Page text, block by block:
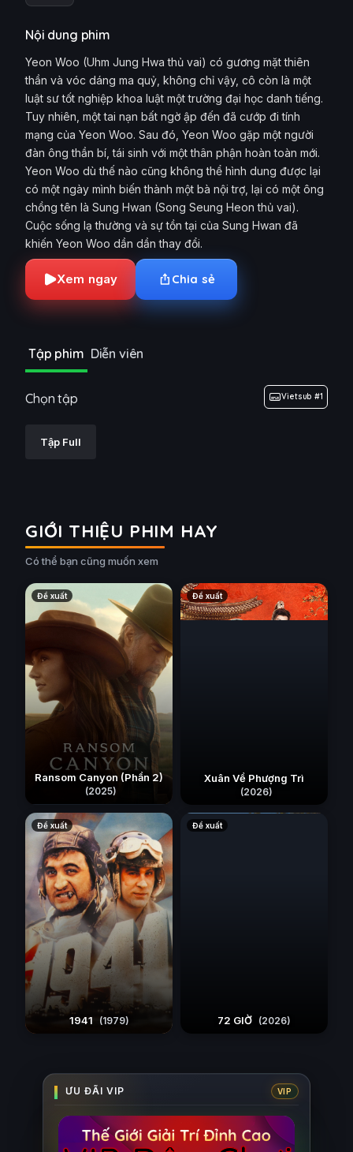
Nội dung phim
Yeon Woo (Uhm Jung Hwa thủ vai) có gương mặt thiên
thần và vóc dáng ma quỷ, không chỉ vậy, cô còn là một
luật sư tốt nghiệp khoa luật một trường đại học danh tiếng.
Tuy nhiên, một tai nạn bất ngờ ập đến đã cướp đi tính
mạng của Yeon Woo. Sau đó, Yeon Woo gặp một người
đàn ông thần bí, tái sinh với một thân phận hoàn toàn mới.
Yeon Woo dù thế nào cũng không thể hình dung được lại
có một ngày mình biến thành một bà nội trợ, lại có một ông
chồng tên là Sung Hwan (Song Seung Heon thủ vai).
Cuộc sống lạ thường và sự tồn tại của Sung Hwan đã
khiến Yeon Woo dần dần thay đổi.
Xem ngay Chia sẻ
Tập phim Diễn viên
Chọn tập Vietsub #1
Tập Full
GIỚI THIỆU PHIM HAY
Có thể bạn cũng muốn xem
Đề xuất
Ransom Canyon (Phần 2)
(2025)
Đề xuất
Xuân Về Phượng Trì
(2026)
Đề xuất
1941 (1979)
Đề xuất
72 GIỜ (2026)